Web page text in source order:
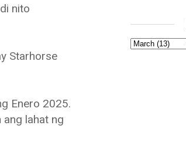
nito
Starhorse
Enero 2025.
ang lahat ng